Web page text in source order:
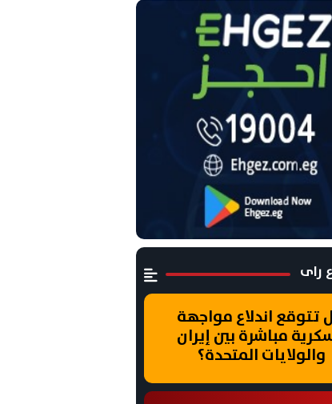
راى
تتوقع اندلاع مواجهة
مباشرة بين إيران
والولايات المتحدة؟